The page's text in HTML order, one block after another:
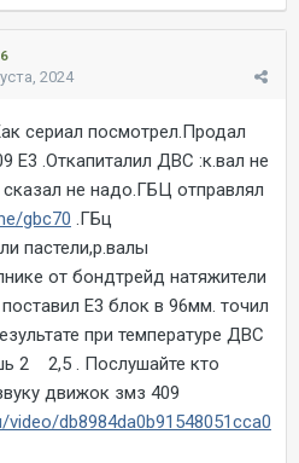
2024
сериал посмотрел.Продал
Е3 .Откапиталил ДВС :к.вал не
не надо.ГБЦ отправлял
gbc70 .ГБц
пастели,р.валы
от бондтрейд натяжители
Е3 блок в 96мм. точил
при температуре ДВС
2 2,5 . Послушайте кто
движок змз 409
db8984da0b91548051cca0